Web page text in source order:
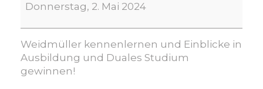
Weidmüller
Entdecker*
Tage
Donnerstag, 2. Mai 2024
Weidmüller kennenlernen und Einblicke in
Ausbildung und Duales Studium
gewinnen!